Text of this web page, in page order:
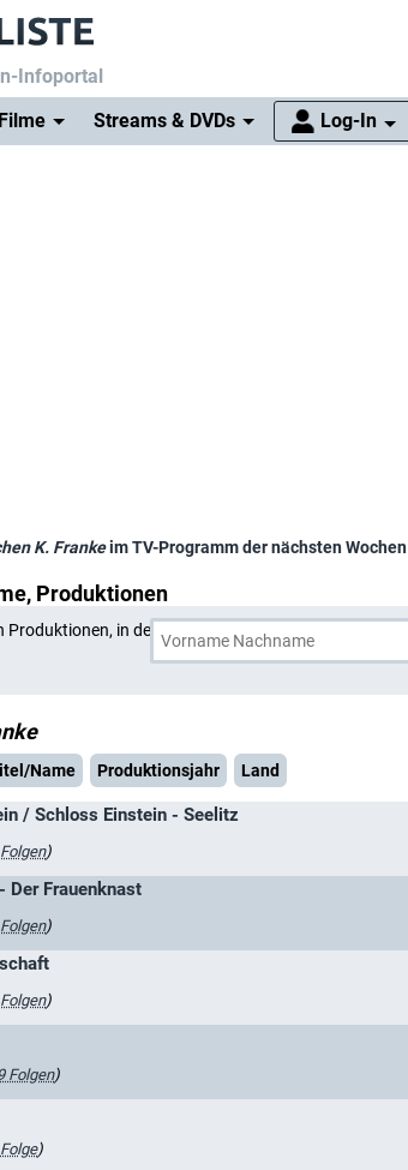
Infoportal
Filme Streams & DVDs Log-In
K. Frankeim TV-Programm der nächsten Wochen
Produktionen
Produktionen, in denen Jochen K. Franke
Name Produktionsjahr Land
/ Schloss Einstein - Seelitz
)
Der Frauenknast
)
)
Folgen)
Folge)